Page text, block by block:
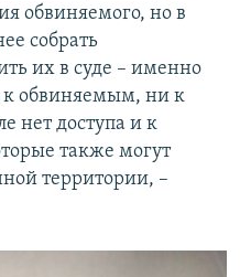
обвиняемого, но в
собрать
их в суде – именно
к обвиняемым, ни к
нет доступа и к
также могут
территории, –